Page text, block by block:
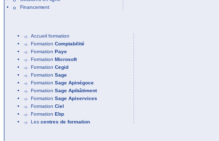
Financement
Accueil formation
Formation Comptabilité
Formation Paye
Formation Microsoft
Formation Cegid
Formation Sage
Formation Sage Apinégoce
Formation Sage Apibâtiment
Formation Sage Apiservices
Formation Ciel
Formation Ebp
Les centres de formation